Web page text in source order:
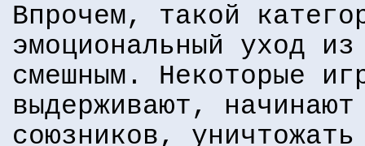
Впрочем, такой
эмоциональный уход
смешным. Некоторые
выдерживают, начинают
союзников,